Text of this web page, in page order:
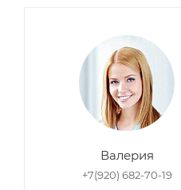
Валерия
+7(920) 682-70-19